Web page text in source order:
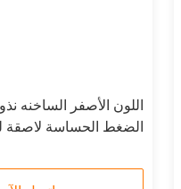
الضغط الحساسة لاصقة